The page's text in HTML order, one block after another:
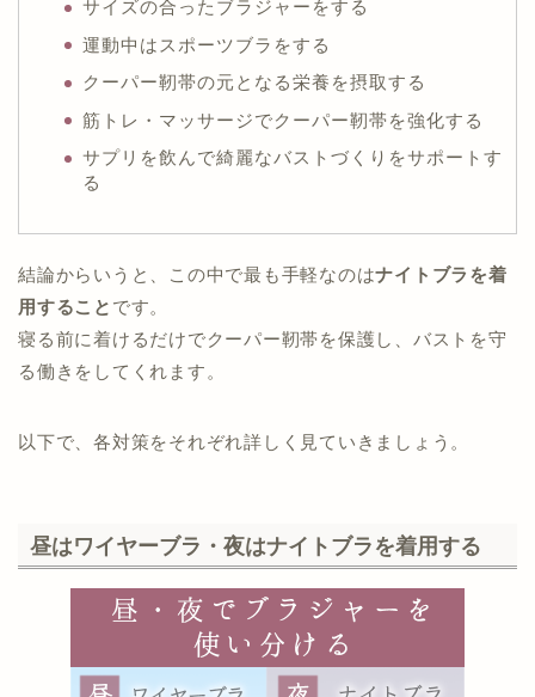
サイズの合ったブラジャーをする
運動中はスポーツブラをする
クーパー靭帯の元となる栄養を摂取する
筋トレ・マッサージでクーパー靭帯を強化する
サプリを飲んで綺麗なバストづくりをサポートす
る
結論からいうと、この中で最も手軽なのはナイトブラを着
用すること です。
寝る前に着けるだけでクーパー靭帯を保護し、バストを守
る働きをしてくれます。
以下で、各対策をそれぞれ詳しく見ていきましょう。
昼はワイヤーブラ・夜はナイトブラを着用する